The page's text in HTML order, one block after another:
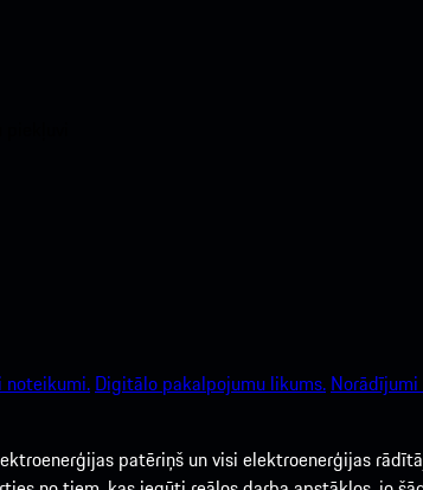
noteikumi. Digitālo pakalpojumu likums.
patēriņš un visi elektroenerģijas